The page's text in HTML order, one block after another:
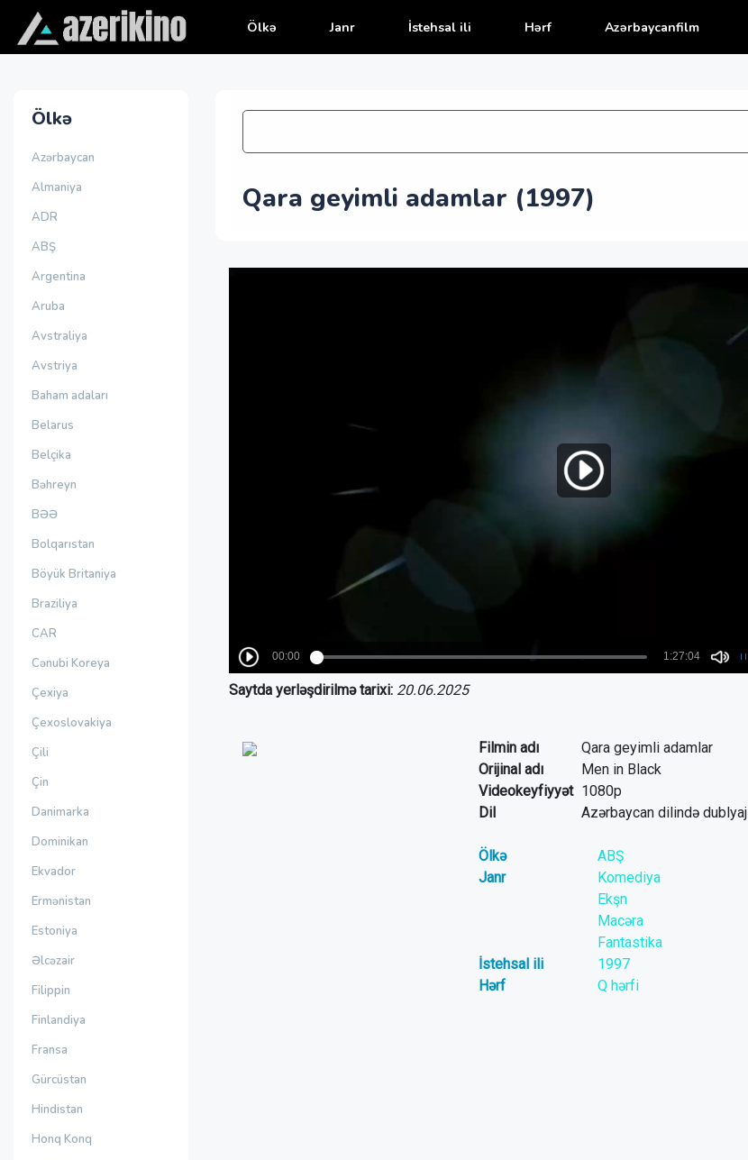
Ölkə Janr İstehsal ili Hərf Azərbaycanfilm
Ölkə
Azərbaycan
Almaniya
ADR
ABŞ
Argentina
Aruba
Avstraliya
Avstriya
Baham adaları
Belarus
Belçika
Bəhreyn
BƏƏ
Bolqarıstan
Böyük Britaniya
Braziliya
CAR
Cənubi Koreya
Çexiya
Çexoslovakiya
Çili
Çin
Danimarka
Dominikan
Ekvador
Ermənistan
Estoniya
Əlcəzair
Filippin
Finlandiya
Fransa
Gürcüstan
Hindistan
Honq Konq
Qara geyimli adamlar (1997)
Saytda yerləşdirilmə tarixi: 20.06.2025
Filmin adı
Qara geyimli adamlar
Orijinal adı
Men in Black
Videokeyfiyyət 1080p
Dil
Azərbaycan dilində dublyaj
Ölkə
ABŞ
Janr
Komediya
Ekşn
Macəra
Fantastika
İstehsal ili
1997
Hərf
Q hərfi